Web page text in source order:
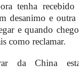
tenha
desanimo e outra
e quando
como reclamar.
da China